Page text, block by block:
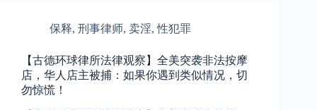
保释, 刑事律师, 卖淫,性犯罪
【古德环球律所法律观察】全美突袭非法按摩
店，华人店主被捕：如果你遇到类似情况，切
勿惊慌！